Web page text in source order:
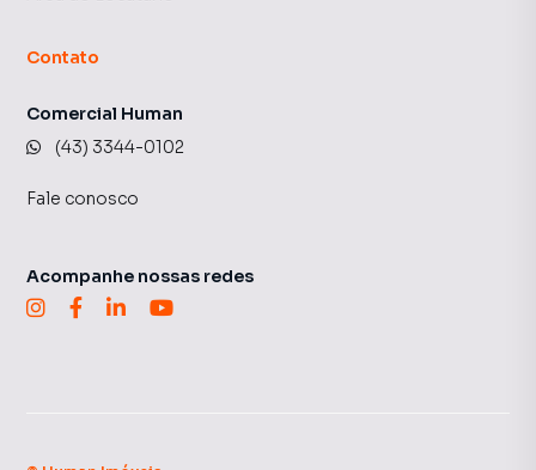
Contato
Comercial Human
(43) 3344-0102
Fale conosco
Acompanhe nossas redes